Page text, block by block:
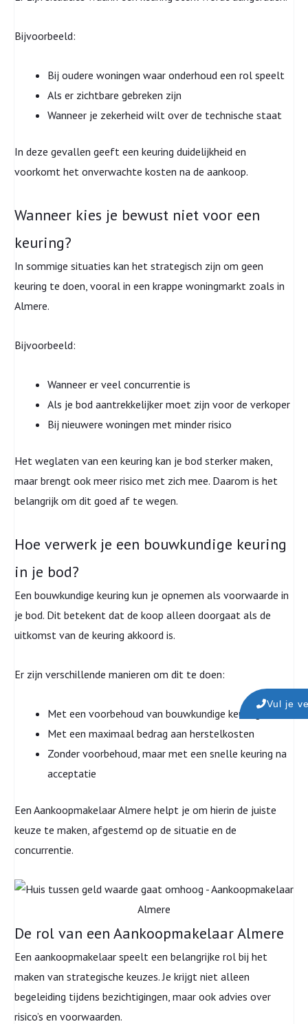
Bijvoorbeeld:
Bij oudere woningen waar onderhoud een rol speelt
Als er zichtbare gebreken zijn
Wanneer je zekerheid wilt over de technische staat
In deze gevallen geeft een keuring duidelijkheid en
voorkomt het onverwachte kosten na de aankoop.
Wanneer kies je bewust niet voor een
keuring?
In sommige situaties kan het strategisch zijn om geen
keuring te doen, vooral in een krappe woningmarkt zoals in
Almere.
Bijvoorbeeld:
Wanneer er veel concurrentie is
Als je bod aantrekkelijker moet zijn voor de verkoper
Bij nieuwere woningen met minder risico
Het weglaten van een keuring kan je bod sterker maken,
maar brengt ook meer risico met zich mee. Daarom is het
belangrijk om dit goed af te wegen.
Hoe verwerk je een bouwkundige keuring
in je bod?
Een bouwkundige keuring kun je opnemen als voorwaarde in
je bod. Dit betekent dat de koop alleen doorgaat als de
uitkomst van de keuring akkoord is.
Er zijn verschillende manieren om dit te doen:
Met een voorbehoud van bouwkundige keuring
Met een maximaal bedrag aan herstelkosten
Zonder voorbehoud, maar met een snelle keuring na
acceptatie
Een Aankoopmakelaar Almere helpt je om hierin de juiste
keuze te maken, afgestemd op de situatie en de
concurrentie.
De rol van een Aankoopmakelaar Almere
Een aankoopmakelaar speelt een belangrijke rol bij het
maken van strategische keuzes. Je krijgt niet alleen
begeleiding tijdens bezichtigingen, maar ook advies over
risico’s en voorwaarden.
Vul je